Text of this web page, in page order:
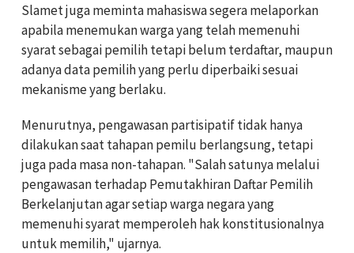
Slamet juga meminta mahasiswa segera melaporkan
apabila menemukan warga yang telah memenuhi
syarat sebagai pemilih tetapi belum terdaftar, maupun
adanya data pemilih yang perlu diperbaiki sesuai
mekanisme yang berlaku.
Menurutnya, pengawasan partisipatif tidak hanya
dilakukan saat tahapan pemilu berlangsung, tetapi
juga pada masa non-tahapan. "Salah satunya melalui
pengawasan terhadap Pemutakhiran Daftar Pemilih
Berkelanjutan agar setiap warga negara yang
memenuhi syarat memperoleh hak konstitusionalnya
untuk memilih," ujarnya.